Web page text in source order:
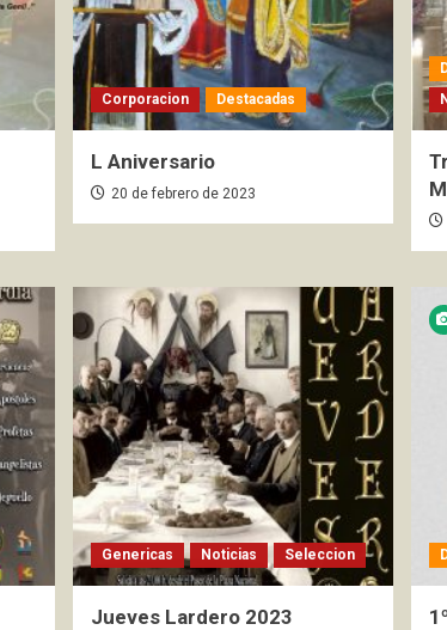
Corporacion Destacadas
L Aniversario
20 de febrero de 2023
Genericas Noticias Seleccion
Jueves Lardero 2023